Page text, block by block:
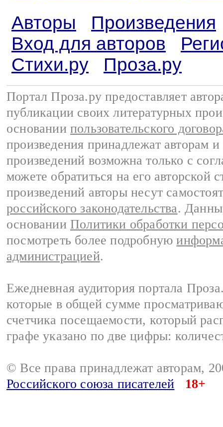
Авторы
Произведения
Вход для авторов
Стихи.ру
Проза.ру
Портал Проза.ру предоставляет
публикации своих литературных
основании пользовательского
произведения принадлежат авторам
произведений возможна только с
можете обратиться на его авторской
произведений авторы несут
российского законодательства.
основании Политики обработки
посмотреть более подробную
администрацией.
Ежедневная аудитория портала
которые в общей сумме
счетчика посещаемости, который
графе указано по две цифры:
© Все права принадлежат авторам,
Российского союза писателей
18+